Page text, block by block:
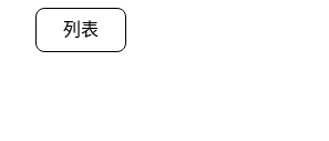
列表